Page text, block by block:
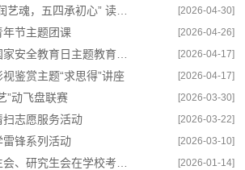
[2026-04-30]
节主题团课 [2026-04-26]
[2026-04-17]
鉴赏主题“求思得”讲座 [2026-04-17]
”动飞盘联赛 [2026-03-30]
志愿服务活动 [2026-03-22]
锋系列活动 [2026-03-10]
[2026-01-14]